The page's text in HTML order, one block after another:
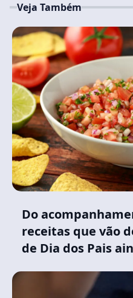
Veja Também
Do
receitas que vão
de Dia dos Pais